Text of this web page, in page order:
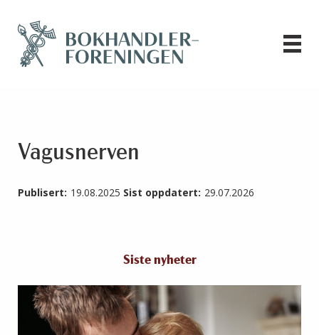
Vagusnerven
Publisert: 19.08.2025 Sist oppdatert: 29.07.2026
Siste nyheter